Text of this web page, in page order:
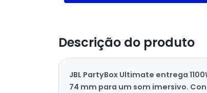
Descrição do produto
JBL PartyBox Ultimate entrega
74 mm para um som imersivo.